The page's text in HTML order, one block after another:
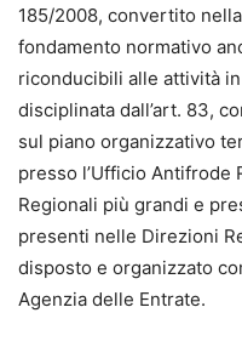
fermo amministrativo,
esattoriali e le relative
coordinamento della
previsioni
alle norme penali (ad
seguito di denuncia per
Al professionista viene
perimetro d’azione, con
circolari, dei
vademecum e linee
185/2008, convertito
fondamento normativo
riconducibili alle attività
disciplinata dall’art. 83,
sul piano organizzativo
presso l’Ufficio Antifrode
Regionali più grandi e
presenti nelle Direzioni
disposto e organizzato
Agenzia delle Entrate.